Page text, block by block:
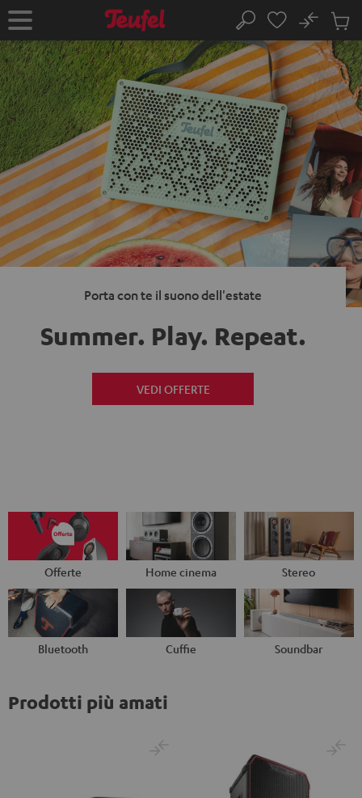
AL
Pagina
iniziale
Cerca
No
nel
Porta con te il suono dell'estate
Summer. Play. Repeat.
VEDI OFFERTE
Offerte Home cinema Stereo
Bluetooth Cuffie Soundbar
Prodotti più amati